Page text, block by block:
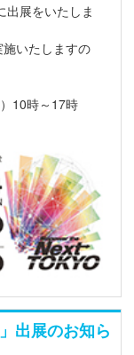
出展をいたしま
いたしますの
10時～17時
出展のお知ら